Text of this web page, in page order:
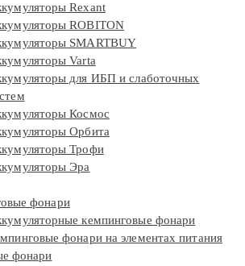
Rexant
ROBITON
SMARTBUY
Varta
для ИБП и слаботочных
Космос
Орбита
Трофи
Эра
фонари
кемпинговые фонари
фонари на элементах питания
фонари